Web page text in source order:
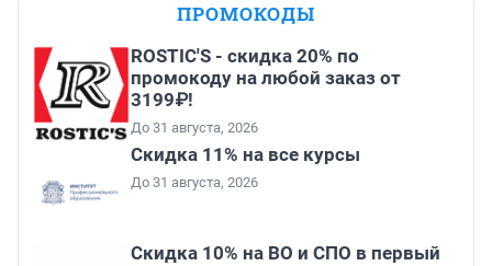
ПРОМОКОДЫ
ROSTIC'S - скидка 20% по
промокоду на любой заказ от
3199₽!
До 31 августа, 2026
Скидка 11% на все курсы
До 31 августа, 2026
Скидка 10% на ВО и СПО в первый